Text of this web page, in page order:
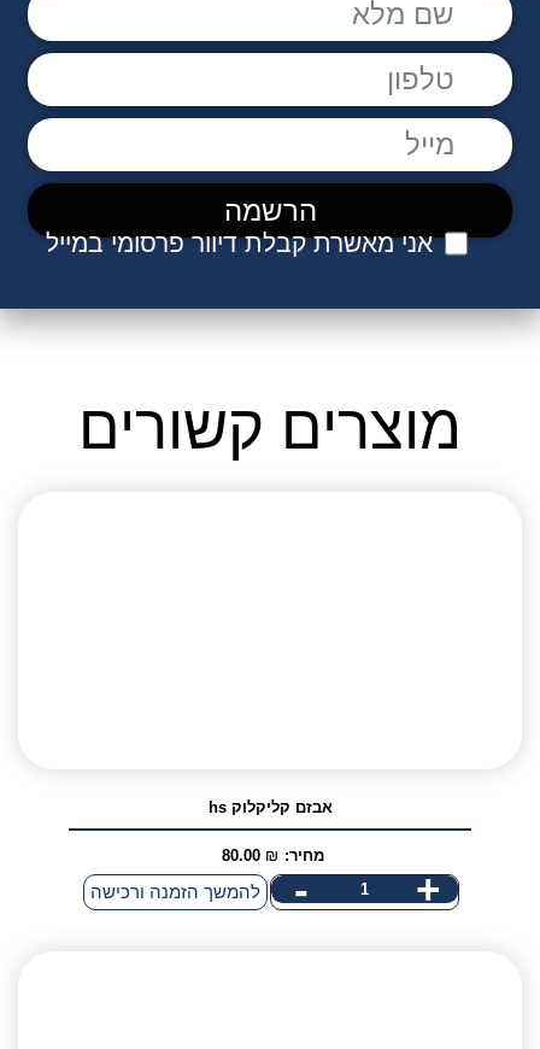
אני מאשרת קבלת דיוור פרסומי במייל
מוצרים קשורים
אבזם קליקלוק hs
מחיר: 80.00 ₪
+
כמות
- להמשך הזמנה ורכישה